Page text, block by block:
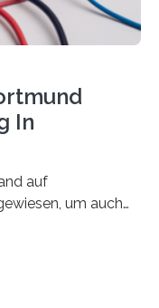
In
auf
um auch
Batteriezellen,